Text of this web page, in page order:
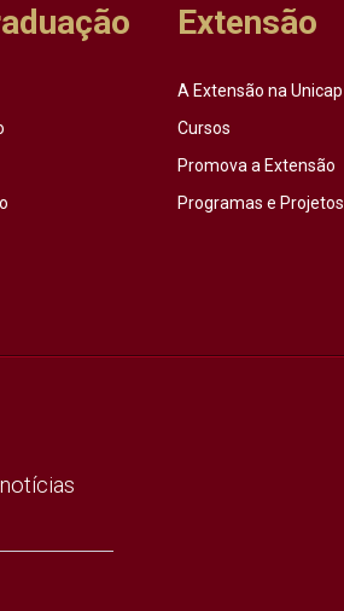
Extensão
A Extensão na Unicap
Cursos
Promova a Extensão
Programas e Projetos